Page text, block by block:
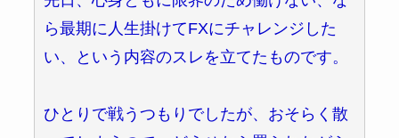
ら最期に人生掛けてFXにチャレンジした
い、という内容のスレを立てたものです。
ひとりで戦うつもりでしたが、おそらく散